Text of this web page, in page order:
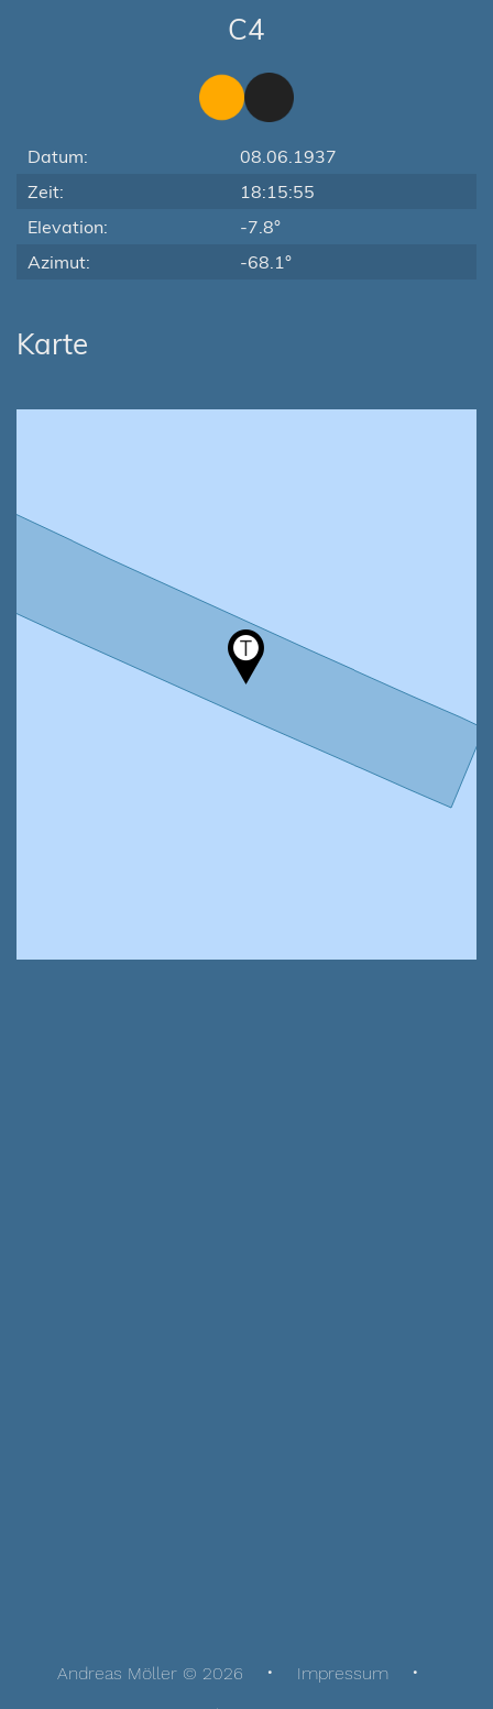
C4
Datum:
08.06.1937
Zeit:
18:15:55
Elevation:
-7.8°
Azimut:
-68.1°
Karte
Andreas Möller © 2026
Impressum